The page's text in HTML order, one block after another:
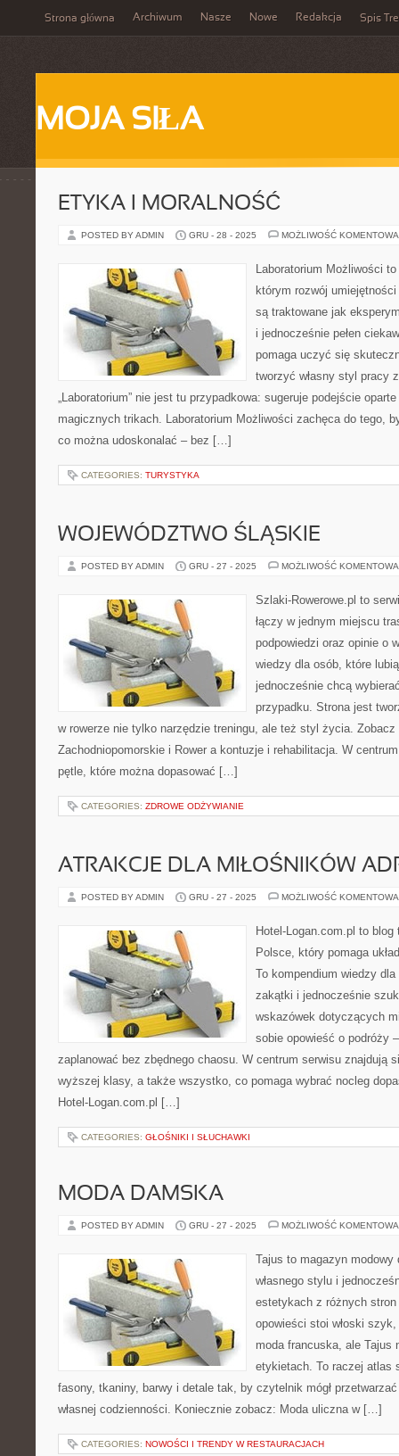
Strona główna Archiwum Nasze Nowe Redakcja Spis
MOJA SIŁA
ETYKA I MORALNOŚĆ
POSTED BY ADMIN GRU - 28 - 2025 MOŻLIWOŚĆ
Laboratorium Możliwości
którym rozwój
są traktowane jak
i jednocześnie pełen
pomaga uczyć się
tworzyć własny styl pracy
„Laboratorium” nie jest tu przypadkowa: sugeruje podejście
magicznych trikach. Laboratorium Możliwości zachęca do tego,
co można udoskonalać – bez […]
CATEGORIES: TURYSTYKA
WOJEWÓDZTWO ŚLĄSKIE
POSTED BY ADMIN GRU - 27 - 2025 MOŻLIWOŚĆ
Szlaki-Rowerowe.pl to
łączy w jednym miejscu
podpowiedzi oraz opinie o
wiedzy dla osób, które
jednocześnie chcą
przypadku. Strona jest
w rowerze nie tylko narzędzie treningu, ale też styl życia.
Zachodniopomorskie i Rower a kontuzje i rehabilitacja. W
pętle, które można dopasować […]
CATEGORIES: ZDROWE ODŻYWIANIE
ATRAKCJE DLA MIŁOŚNIKÓW
POSTED BY ADMIN GRU - 27 - 2025 MOŻLIWOŚĆ
Hotel-Logan.com.pl to
Polsce, który pomaga
To kompendium wiedzy
zakątki i jednocześnie
wskazówek dotyczących
sobie opowieść o podróży
zaplanować bez zbędnego chaosu. W centrum serwisu znajdują
wyższej klasy, a także wszystko, co pomaga wybrać nocleg
Hotel-Logan.com.pl […]
CATEGORIES: GŁOŚNIKI I SŁUCHAWKI
MODA DAMSKA
POSTED BY ADMIN GRU - 27 - 2025 MOŻLIWOŚĆ
Tajus to magazyn
własnego stylu i
estetykach z różnych
opowieści stoi włoski
moda francuska, ale Tajus
etykietach. To raczej atlas
fasony, tkaniny, barwy i detale tak, by czytelnik mógł
własnej codzienności. Koniecznie zobacz: Moda uliczna w […]
CATEGORIES: NOWOŚCI I TRENDY W RESTAURACJACH